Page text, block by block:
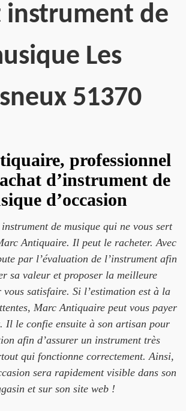
instrument de
Les
51370
professionnel
d’instrument de
d’occasion
de musique qui ne vous sert
Antiquaire. Il peut le racheter. Avec
par l’évaluation de l’instrument afin
sa valeur et proposer la meilleure
satisfaire. Si l’estimation est à la
Marc Antiquaire peut vous payer
Il le confie ensuite à son artisan pour
afin d’assurer un instrument très
qui fonctionne correctement. Ainsi,
sera rapidement visible dans son
et sur son site web !